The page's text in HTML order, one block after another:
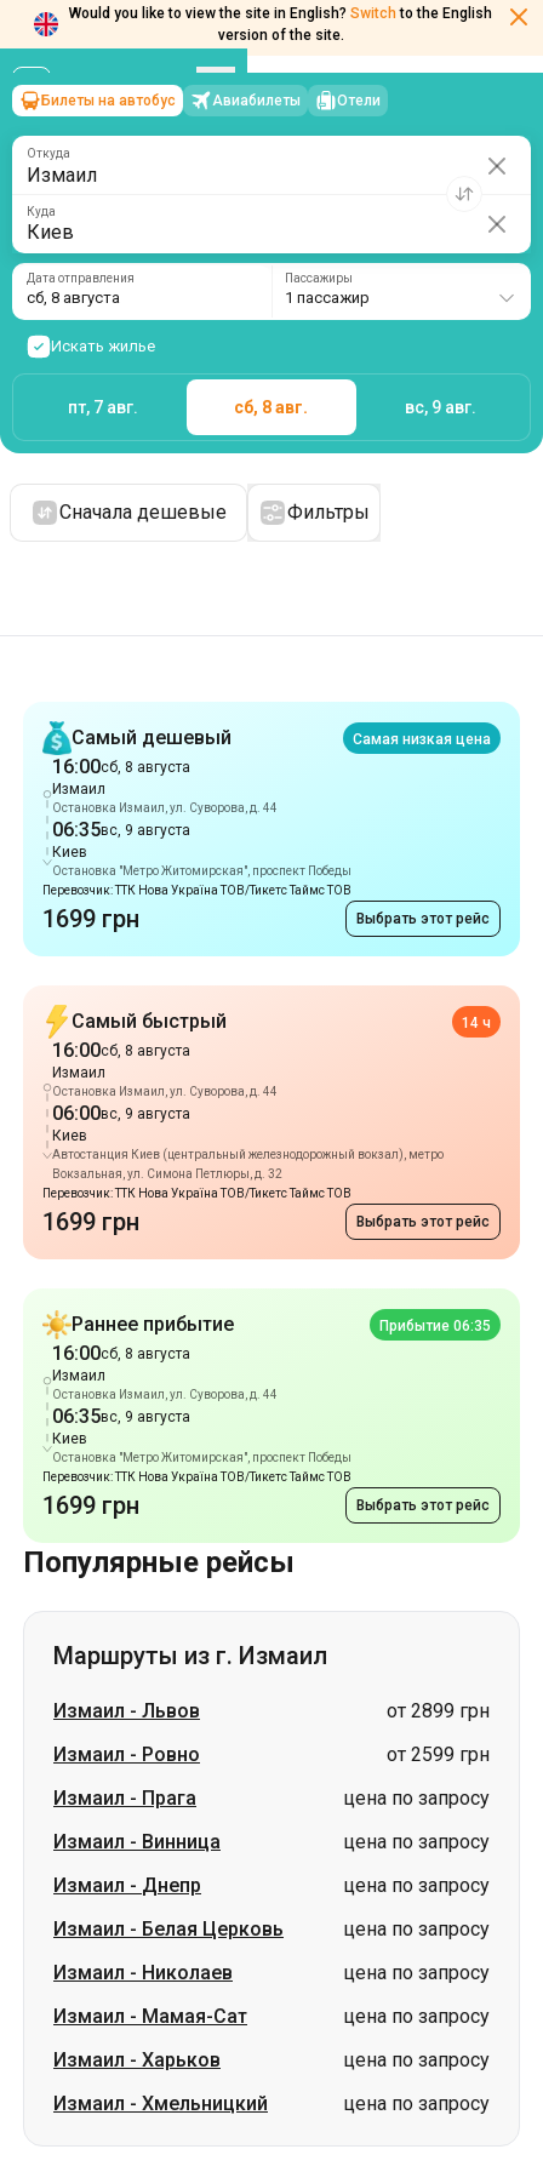
Would you like to view the site in English? Switch to the English
version of the site.
Измаил→Киев
сб, 8 августа/1 пассажир
Билеты на автобус Авиабилеты Отели
Откуда
Куда
Дата отправления
сб, 8 августа
Пассажиры
1 пассажир
Искать жилье
пт, 7 авг. сб, 8 авг. вс, 9 авг.
Сначала дешевые Фильтры
Самый дешевый
Самая низкая цена
16:00сб, 8 августа
Измаил
Остановка Измаил, ул. Суворова, д. 44
06:35вс, 9 августа
Киев
Остановка "Метро Житомирская", проспект Победы
Перевозчик: ТТК Нова Україна ТОВ/Тикетс Таймс ТОВ
1699 грн Выбрать этот рейс
Самый быстрый 14 ч
16:00сб, 8 августа
Измаил
Остановка Измаил, ул. Суворова, д. 44
06:00вс, 9 августа
Киев
Автостанция Киев (центральный железнодорожный вокзал), метро
Вокзальная, ул. Симона Петлюры, д. 32
Перевозчик: ТТК Нова Україна ТОВ/Тикетс Таймс ТОВ
1699 грн Выбрать этот рейс
Раннее прибытие Прибытие 06:35
16:00сб, 8 августа
Измаил
Остановка Измаил, ул. Суворова, д. 44
06:35вс, 9 августа
Киев
Остановка "Метро Житомирская", проспект Победы
Перевозчик: ТТК Нова Україна ТОВ/Тикетс Таймс ТОВ
1699 грн Выбрать этот рейс
Популярные рейсы
Маршруты из г. Измаил
Измаил - Львов
от 2899 грн
Измаил - Ровно
от 2599 грн
Измаил - Прага
цена по запросу
Измаил - Винница
цена по запросу
Измаил - Днепр
цена по запросу
Измаил - Белая Церковь
цена по запросу
Измаил - Николаев
цена по запросу
Измаил - Мамая-Сат
цена по запросу
Измаил - Харьков
цена по запросу
Измаил - Хмельницкий цена по запросу